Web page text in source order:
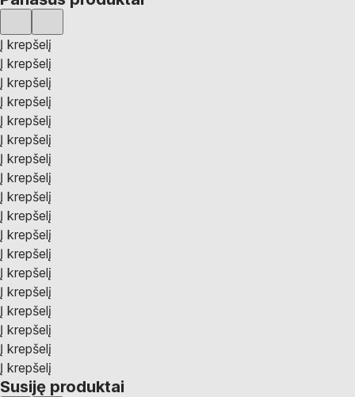
Į krepšelį
Į krepšelį
Į krepšelį
Į krepšelį
Į krepšelį
Į krepšelį
Į krepšelį
Į krepšelį
Į krepšelį
Į krepšelį
Į krepšelį
Į krepšelį
Į krepšelį
Į krepšelį
Į krepšelį
Į krepšelį
Į krepšelį
Į krepšelį
Susiję produktai